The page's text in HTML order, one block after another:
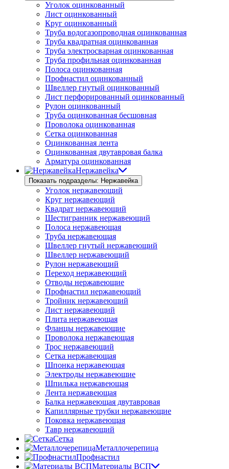
Уголок оцинкованный
Лист оцинкованный
Круг оцинкованный
Труба водогазопроводная оцинкованная
Труба квадратная оцинкованная
Труба электросварная оцинкованная
Труба профильная оцинкованная
Полоса оцинкованная
Профнастил оцинкованный
Швеллер гнутый оцинкованный
Лист перфорированный оцинкованный
Рулон оцинкованный
Труба оцинкованная бесшовная
Проволока оцинкованная
Сетка оцинкованная
Оцинкованная лента
Оцинкованная двутавровая балка
Арматура оцинкованная
Нержавейка
Показать подразделы: Нержавейка
Уголок нержавеющий
Круг нержавеющий
Квадрат нержавеющий
Шестигранник нержавеющий
Полоса нержавеющая
Труба нержавеющая
Швеллер гнутый нержавеющий
Швеллер нержавеющий
Рулон нержавеющий
Переход нержавеющий
Отводы нержавеющие
Профнастил нержавеющий
Тройник нержавеющий
Лист нержавеющий
Плита нержавеющая
Фланцы нержавеющие
Проволока нержавеющая
Трос нержавеющий
Сетка нержавеющая
Шпонка нержавеющая
Электроды нержавеющие
Шпилька нержавеющая
Лента нержавеющая
Балка нержавеющая двутавровая
Капиллярные трубки нержавеющие
Поковка нержавеющая
Тавр нержавеющий
Сетка
Металлочерепица
Профнастил
Материалы ВСП